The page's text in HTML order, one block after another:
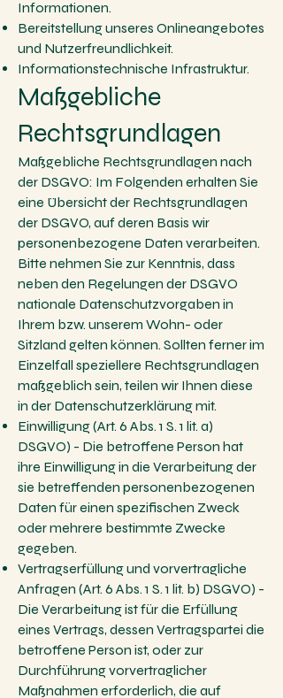
Informationen.
Bereitstellung unseres Onlineangebotes
und Nutzerfreundlichkeit.
Informationstechnische Infrastruktur.
Maßgebliche
Rechtsgrundlagen
Maßgebliche Rechtsgrundlagen nach
der DSGVO: Im Folgenden erhalten Sie
eine Übersicht der Rechtsgrundlagen
der DSGVO, auf deren Basis wir
personenbezogene Daten verarbeiten.
Bitte nehmen Sie zur Kenntnis, dass
neben den Regelungen der DSGVO
nationale Datenschutzvorgaben in
Ihrem bzw. unserem Wohn- oder
Sitzland gelten können. Sollten ferner im
Einzelfall speziellere Rechtsgrundlagen
maßgeblich sein, teilen wir Ihnen diese
in der Datenschutzerklärung mit.
Einwilligung (Art. 6 Abs. 1 S. 1 lit. a)
DSGVO) - Die betroffene Person hat
ihre Einwilligung in die Verarbeitung der
sie betreffenden personenbezogenen
Daten für einen spezifischen Zweck
oder mehrere bestimmte Zwecke
gegeben.
Vertragserfüllung und vorvertragliche
Anfragen (Art. 6 Abs. 1 S. 1 lit. b) DSGVO) -
Die Verarbeitung ist für die Erfüllung
eines Vertrags, dessen Vertragspartei die
betroffene Person ist, oder zur
Durchführung vorvertraglicher
Maßnahmen erforderlich, die auf